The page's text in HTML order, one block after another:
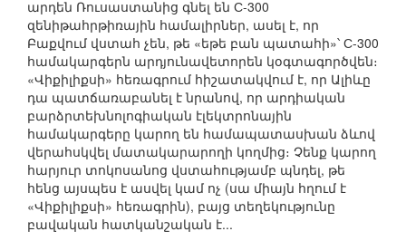
արդեն Ռուսաստանից գնել են С-300
զենիթահրթիռային համալիրներ, ասել է, որ
Բաքվում վստահ չեն, թե «եթե բան պատահի»՝ С-300
համակարգերն արդյունավետորեն կօգտագործվեն։
«Վիքիլիքսի» հեռագրում հիշատակվում է, որ Ալիևը
դա պատճառաբանել է նրանով, որ արդիական
բարձրտեխնոլոգիական էլեկտրոնային
համակարգերը կարող են համապատասխան ձևով
վերահսկվել մատակարարողի կողմից։ Չենք կարող
հարյուր տոկոսանոց վստահությամբ պնդել, թե
հենց այսպես է ասվել կամ ոչ (սա միայն հղում է
«Վիքիլիքսի» հեռագրին), բայց տեղեկությունը
բավական հատկանշական է...